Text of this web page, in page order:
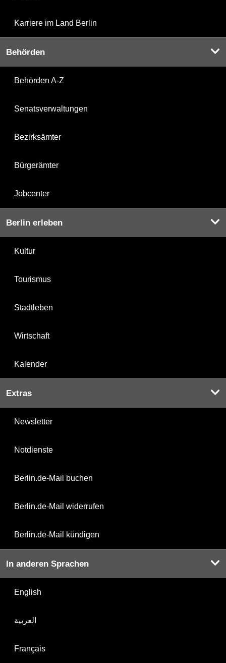
Karriere im Land Berlin
Behörden
Behörden A-Z
Senatsverwaltungen
Bezirksämter
Bürgerämter
Jobcenter
Berlin erleben
Kultur
Tourismus
Stadtleben
Wirtschaft
Kalender
Extras
Newsletter
Notdienste
Berlin.de-Mail buchen
Berlin.de-Mail widerrufen
Berlin.de-Mail kündigen
In anderen Sprachen
English
العربية
Français